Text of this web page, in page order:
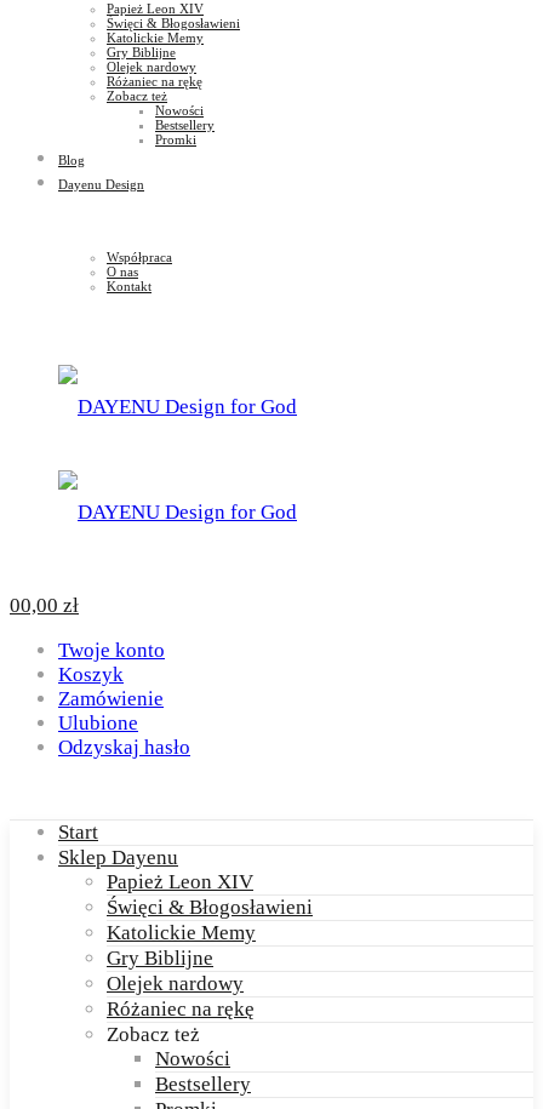
Papież Leon XIV
Święci & Błogosławieni
Katolickie Memy
Gry Biblijne
Olejek nardowy
Różaniec na rękę
Zobacz też
Nowości
Bestsellery
Promki
Blog
Dayenu Design
Współpraca
O nas
Kontakt
00,00 zł
Twoje konto
Koszyk
Zamówienie
Ulubione
Odzyskaj hasło
Start
Sklep Dayenu
Papież Leon XIV
Święci & Błogosławieni
Katolickie Memy
Gry Biblijne
Olejek nardowy
Różaniec na rękę
Zobacz też
Nowości
Bestsellery